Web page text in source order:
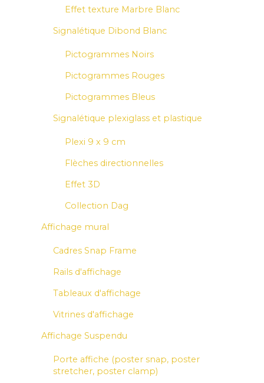
Effet texture Marbre Blanc
Signalétique Dibond Blanc
Pictogrammes Noirs
Pictogrammes Rouges
Pictogrammes Bleus
Signalétique plexiglass et plastique
Plexi 9 x 9 cm
Flèches directionnelles
Effet 3D
Collection Dag
Affichage mural
Cadres Snap Frame
Rails d'affichage
Tableaux d'affichage
Vitrines d'affichage
Affichage Suspendu
Porte affiche (poster snap, poster
stretcher, poster clamp)